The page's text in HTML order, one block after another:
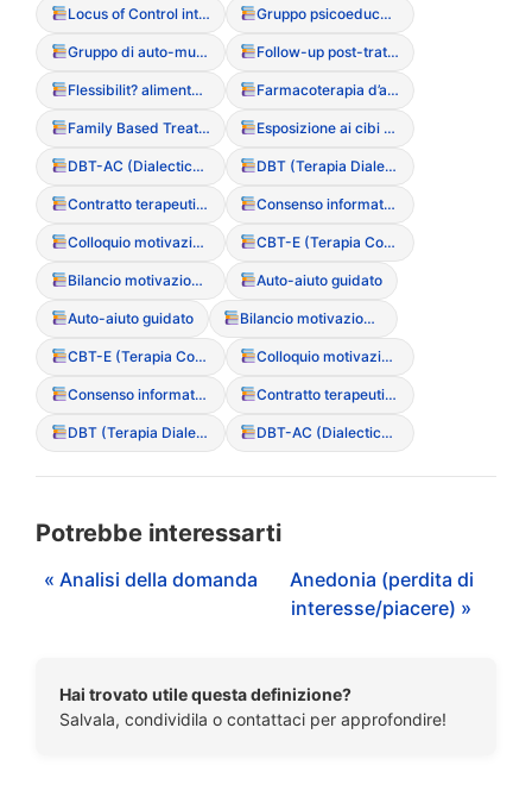
Locus of Control interno/esterno Gruppo psicoeducazionale
Gruppo di auto-mutuo aiuto Follow-up post-trattamento
Flessibilit? alimentare Farmacoterapia d’appoggio
Family Based Treatment (FBT – Modello Maudsley) Esposizione ai cibi temuti (Exposure therapy)
DBT-AC (Dialectical Behavior Therapy per adolescenti) DBT (Terapia Dialettico Comportamentale)
Contratto terapeutico Consenso informato (particolarit? nei minori)
Colloquio motivazionale CBT-E (Terapia Cognitivo Comportamentale Migliorata)
Bilancio motivazionale Auto-aiuto guidato
Auto-aiuto guidato Bilancio motivazionale
CBT-E (Terapia Cognitivo Comportamentale Migliorata) Colloquio motivazionale
Consenso informato (particolarit? nei minori) Contratto terapeutico
DBT (Terapia Dialettico Comportamentale) DBT-AC (Dialectical Behavior Therapy per adolescenti)
Potrebbe interessarti
« Analisi della domanda
Anedonia (perdita di
interesse/piacere) »
Hai trovato utile questa definizione?
Salvala, condividila o contattaci per approfondire!